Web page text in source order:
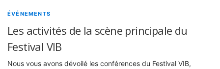
ÉVÉNEMENTS
Les activités de la scène principale du
Festival VIB
Nous vous avons dévoilé les conférences du Festival VIB,